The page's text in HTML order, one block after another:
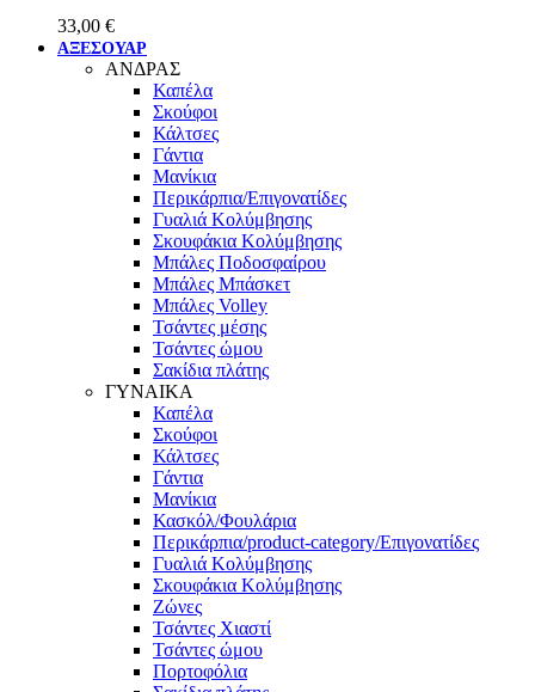
33,00 €
ΑΞΕΣΟΥΑΡ
ΑΝΔΡΑΣ
Καπέλα
Σκούφοι
Κάλτσες
Γάντια
Μανίκια
Περικάρπια/Επιγονατίδες
Γυαλιά Κολύμβησης
Σκουφάκια Κολύμβησης
Μπάλες Ποδοσφαίρου
Μπάλες Μπάσκετ
Μπάλες Volley
Τσάντες μέσης
Τσάντες ώμου
Σακίδια πλάτης
ΓΥΝΑΙΚΑ
Καπέλα
Σκούφοι
Κάλτσες
Γάντια
Μανίκια
Κασκόλ/Φουλάρια
Περικάρπια/product-category/Επιγονατίδες
Γυαλιά Κολύμβησης
Σκουφάκια Κολύμβησης
Ζώνες
Τσάντες Χιαστί
Τσάντες ώμου
Πορτοφόλια